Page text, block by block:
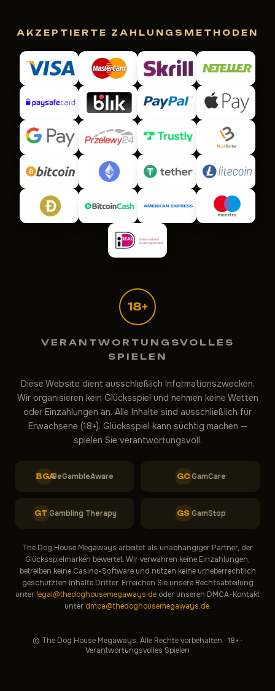
AKZEPTIERTE ZAHLUNGSMETHODEN
18+
VERANTWORTUNGSVOLLES
SPIELEN
Diese Website dient ausschließlich Informationszwecken.
Wir organisieren kein Glücksspiel und nehmen keine Wetten
oder Einzahlungen an. Alle Inhalte sind ausschließlich für
Erwachsene (18+). Glücksspiel kann süchtig machen —
spielen Sie verantwortungsvoll.
BGABeGambleAware GCGamCare
GT Gambling Therapy GS GamStop
The Dog House Megaways arbeitet als unabhängiger Partner, der
Glücksspielmarken bewertet. Wir verwahren keine Einzahlungen,
betreiben keine Casino-Software und nutzen keine urheberrechtlich
geschützten Inhalte Dritter. Erreichen Sie unsere Rechtsabteilung
unter legal@thedoghousemegaways.de oder unseren DMCA-Kontakt
unter dmca@thedoghousemegaways.de.
© The Dog House Megaways. Alle Rechte vorbehalten · 18+ ·
Verantwortungsvolles Spielen
Support
Online — Antwort in ~1 Min.